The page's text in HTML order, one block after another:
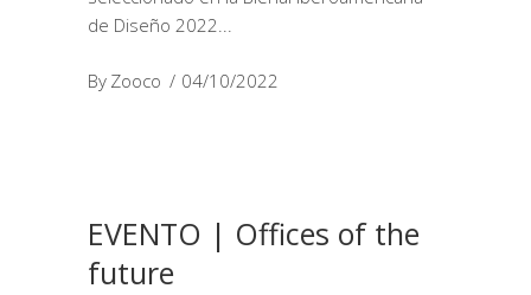
de Diseño 2022
By Zooco 04/10/2022
EVENTO | Offices of the
future